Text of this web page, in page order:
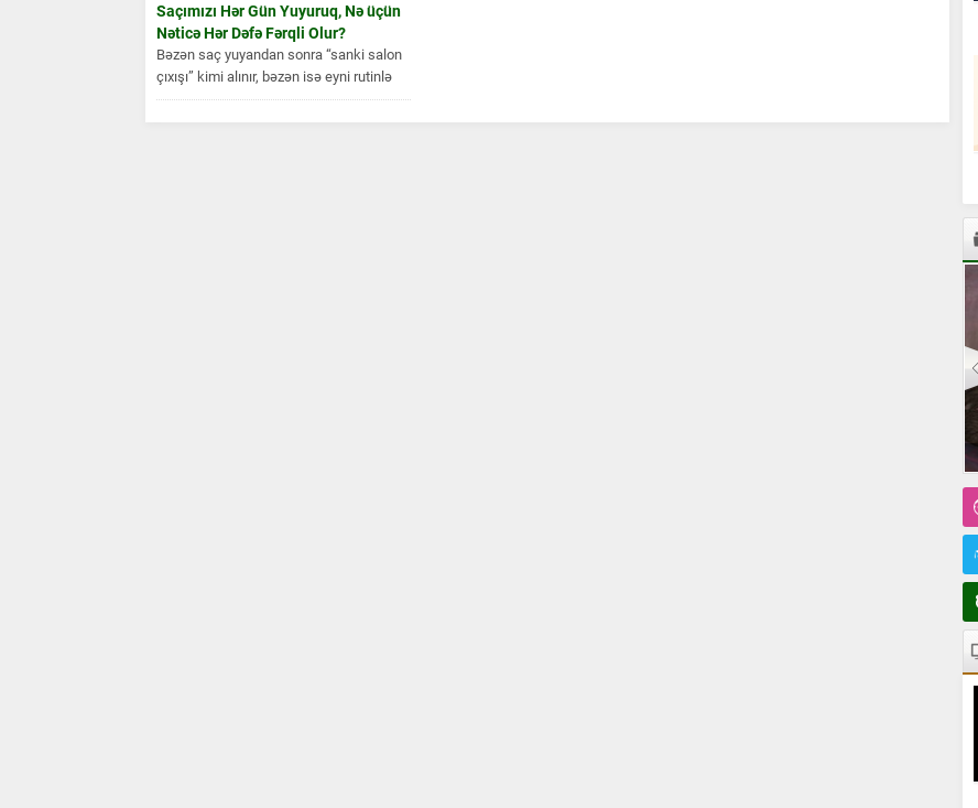
Saçımızı Hər Gün Yuyuruq, Nə üçün
Nəticə Hər Dəfə Fərqli Olur?
Bəzən saç yuyandan sonra “sanki salon
çıxışı” kimi alınır, bəzən isə eyni rutinlə
belə sönük,...